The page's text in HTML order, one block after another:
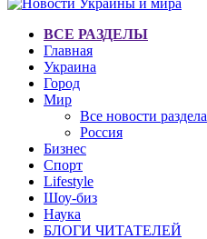
ВСЕ РАЗДЕЛЫ
Главная
Украина
Город
Мир
Все новости раздела
Россия
Бизнес
Спорт
Lifestyle
Шоу-биз
Наука
БЛОГИ ЧИТАТЕЛЕЙ